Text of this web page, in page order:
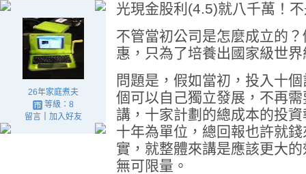
26年家庭煮夫
等級：8
留言｜ 加入好友
光現金股利(4.5)就八千萬！
不管當初公司是怎麼成立的
惠，只為了培養出國家級世
問題是，假如當初，投入十
個可以自己獨立發展，不再
講，十家計劃的總成本的投
十年為單位，總回報也許就
實，就整體來講是應該更大
無可限量。